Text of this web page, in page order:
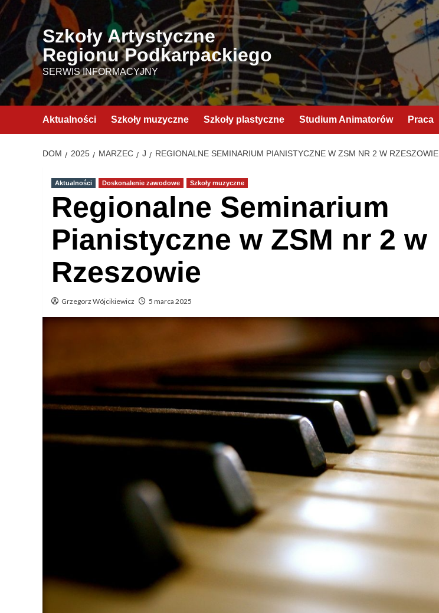
Przejdź
treści
Szkoły Artystyczne
Regionu Podkarpackiego
SERWIS INFORMACYJNY
Aktualności Szkoły muzyczne Szkoły plastyczne Studium Animatorów Praca
DOM 2025 MARZEC J REGIONALNE SEMINARIUM PIANISTYCZNE W ZSM NR 2 W RZESZOWIE
Aktualności Doskonalenie zawodowe Szkoły muzyczne
Regionalne Seminarium
Pianistyczne w ZSM nr 2 w
Rzeszowie
Grzegorz Wójcikiewicz 5 marca 2025